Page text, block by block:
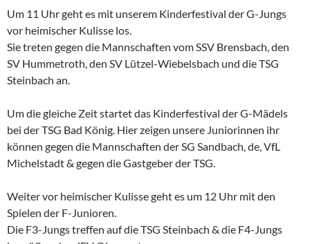
Um 11 Uhr geht es mit unserem Kinderfestival der G-Jungs
vor heimischer Kulisse los.
Sie treten gegen die Mannschaften vom SSV Brensbach, den
SV Hummetroth, den SV Lützel-Wiebelsbach und die TSG
Steinbach an.
Um die gleiche Zeit startet das Kinderfestival der G-Mädels
bei der TSG Bad König. Hier zeigen unsere Juniorinnen ihr
können gegen die Mannschaften der SG Sandbach, de, VfL
Michelstadt & gegen die Gastgeber der TSG.
Weiter vor heimischer Kulisse geht es um 12 Uhr mit den
Spielen der F-Junioren.
Die F3-Jungs treffen auf die TSG Steinbach & die F4-Jungs